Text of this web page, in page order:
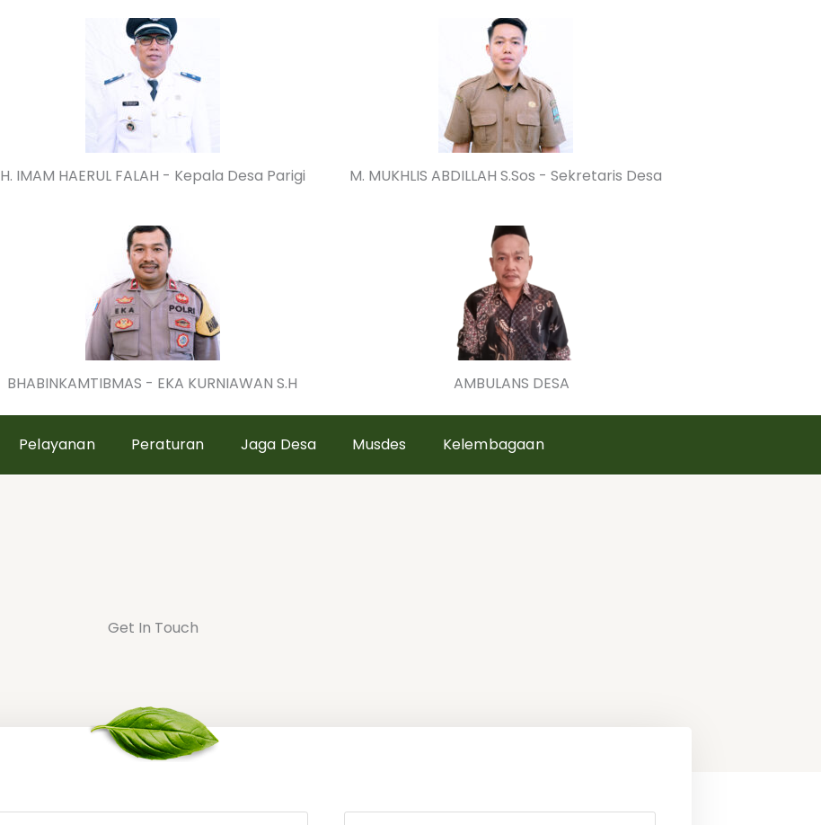
H. IMAM HAERUL FALAH - Kepala Desa Parigi M. MUKHLIS ABDILLAH S.Sos - Sekretaris Desa
BHABINKAMTIBMAS - EKA KURNIAWAN S.H AMBULANS DESA
Pelayanan Peraturan Jaga Desa Musdes Kelembagaan
Get In Touch